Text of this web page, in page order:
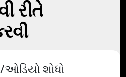
રીતે
ઓડિયો શોધો